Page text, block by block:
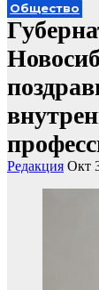
Общество
Редакция Окт